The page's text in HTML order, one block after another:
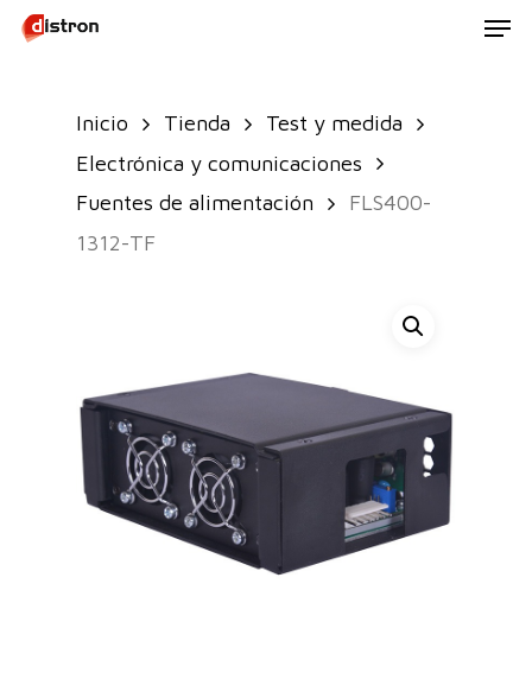
Skip
Inicio Tienda
Test y medida
Electrónica y comunicaciones
Fuentes de alimentación
FLS400-
1312-TF